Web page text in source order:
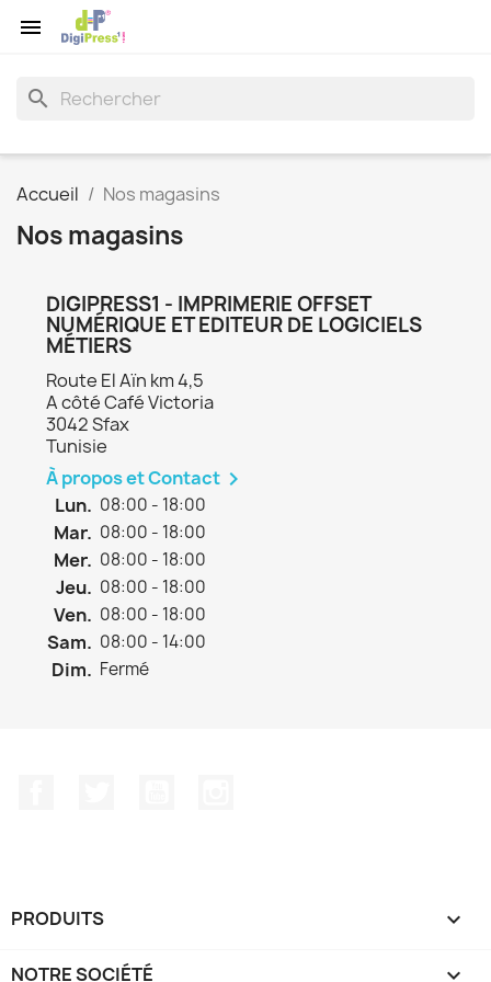

search
Accueil Nos magasins
Nos magasins
DIGIPRESS1 - IMPRIMERIE OFFSET
NUMÉRIQUE ET EDITEUR DE LOGICIELS
MÉTIERS
Route El Aïn km 4,5
A côté Café Victoria
3042 Sfax
Tunisie
À propos et Contact 
Lun. 08:00 - 18:00
Mar. 08:00 - 18:00
Mer. 08:00 - 18:00
Jeu. 08:00 - 18:00
Ven. 08:00 - 18:00
Sam. 08:00 - 14:00
Dim. Fermé
PRODUITS 
NOTRE SOCIÉTÉ 